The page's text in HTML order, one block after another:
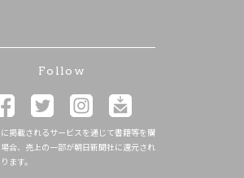
Follow
掲載されるサービスを通じて書籍等を購
合、売上の一部が朝日新聞社に還元され
ます。